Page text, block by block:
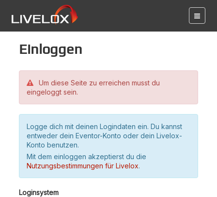
Einloggen
Um diese Seite zu erreichen musst du
eingeloggt sein.
Logge dich mit deinen Logindaten ein. Du kannst
entweder dein Eventor-Konto oder dein Livelox-
Konto benutzen.
Mit dem einloggen akzeptierst du die
Nutzungsbestimmungen für Livelox.
Loginsystem